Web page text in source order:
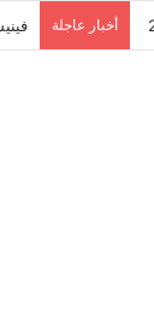
أخبار عاجلة